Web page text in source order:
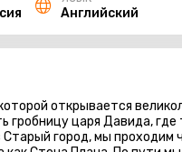
Английский
открывается
гробницу царя Давида,
город, мы проходим